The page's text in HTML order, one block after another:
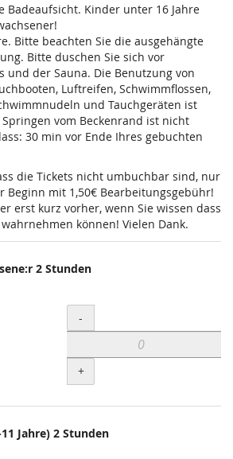
Badeaufsicht. Kinder unter 16 Jahre
Bitte beachten Sie die ausgehängte
Bitte duschen Sie sich vor
und der Sauna. Die Benutzung von
Luftreifen, Schwimmflossen,
und Tauchgeräten ist
vom Beckenrand ist nicht
30 min vor Ende Ihres gebuchten
die Tickets nicht umbuchbar sind, nur
Beginn mit 1,50€ Bearbeitungsgebühr!
erst kurz vorher, wenn Sie wissen dass
können! Vielen Dank.
2 Stunden
Menge
-
+
Jahre) 2 Stunden